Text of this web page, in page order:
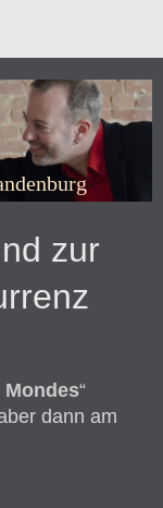
zur
Mondes“
dann am